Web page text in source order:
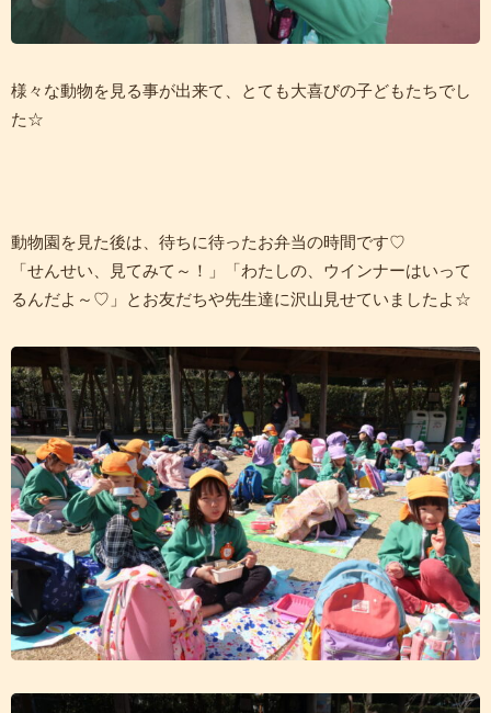
様々な動物を見る事が出来て、とても大喜びの子どもたちでし
た☆
動物園を見た後は、待ちに待ったお弁当の時間です♡
「せんせい、見てみて～！」「わたしの、ウインナーはいって
るんだよ～♡」とお友だちや先生達に沢山見せていましたよ☆